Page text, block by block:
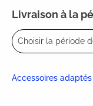
Livraison à la
Choisir la période
Accessoires